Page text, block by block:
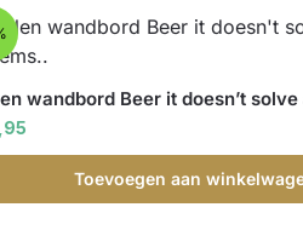
wandbord Beer it doesn’t
Toevoegen aan